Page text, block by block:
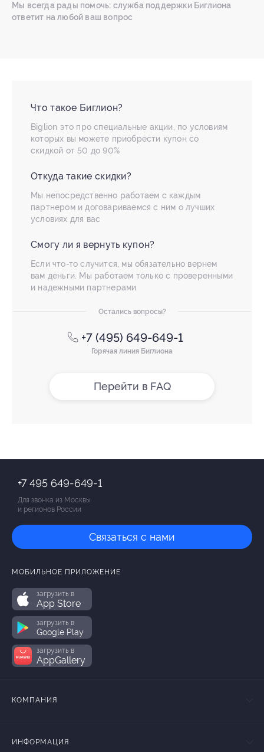
Мы всегда рады помочь: служба поддержки Биглиона
ответит на любой ваш вопрос
Что такое Биглион?
Biglion это про специальные акции, по условиям
которых вы можете приобрести купон со
скидкой от 50 до 90%
Откуда такие скидки?
Мы непосредственно работаем с каждым
партнером и договариваемся с ним о лучших
условиях для вас
Смогу ли я вернуть купон?
Если что-то случится, мы обязательно вернем
вам деньги. Мы работаем только с проверенными
и надежными партнерами
Остались вопросы?
+7 (495) 649-649-1
Горячая линия Биглиона
Перейти в FAQ
+7 495 649-649-1
Для звонка из Москвы
и регионов России
Связаться с нами
МОБИЛЬНОЕ ПРИЛОЖЕНИЕ
загрузить в
App Store
загрузить в
Google Play
загрузить в
AppGallery
КОМПАНИЯ
ИНФОРМАЦИЯ